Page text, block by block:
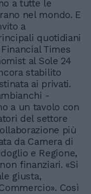
a tutte le
nel mondo. E
a
quotidiani
Times
al Sole 24
stabilito
ai privati.
-
a un tavolo con
del settore
più
da Camera di
e Regione,
finanziari. «Si
giusta,
Così